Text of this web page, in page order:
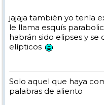
jajaja también yo tenía
le llama esquís
habrán sido elipses y
elípticos
Solo aquel que haya
palabras de aliento